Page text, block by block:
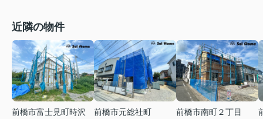
近隣の物件
前橋市富士見町時沢
前橋市元総社町
前橋市南町２丁目